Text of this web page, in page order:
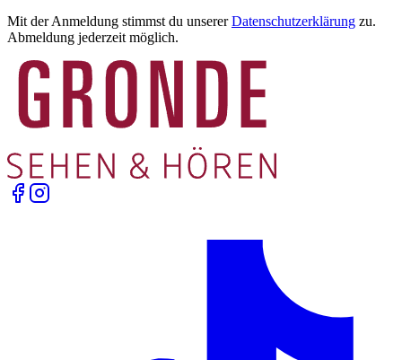
Mit der Anmeldung stimmst du unserer Datenschutzerklärung zu.
Abmeldung jederzeit möglich.